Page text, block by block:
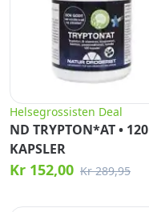
Helsegrossisten Deal
ND TRYPTON*AT • 120
KAPSLER
Kr 152,00 Kr 289,95